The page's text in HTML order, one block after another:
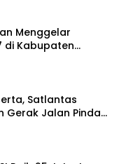
Menggelar
di Kabupaten
Satlantas
Gerak Jalan Pindah